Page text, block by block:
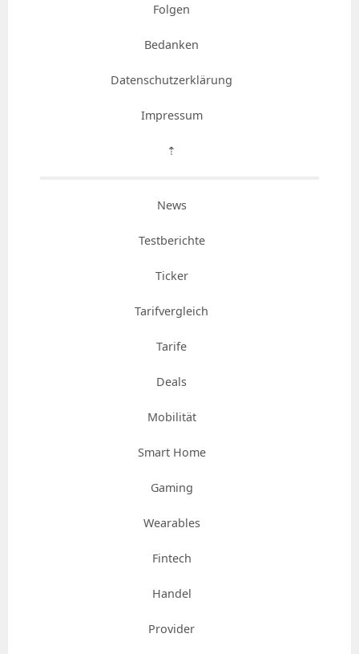
Folgen
Bedanken
Datenschutzerklärung
Impressum
⇡
News
Testberichte
Ticker
Tarifvergleich
Tarife
Deals
Mobilität
Smart Home
Gaming
Wearables
Fintech
Handel
Provider